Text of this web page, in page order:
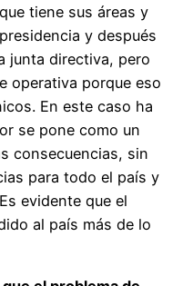
tiene sus áreas y
y después
junta directiva, pero
operativa porque eso
En este caso ha
se pone como un
consecuencias, sin
para todo el país y
evidente que el
al país más de lo